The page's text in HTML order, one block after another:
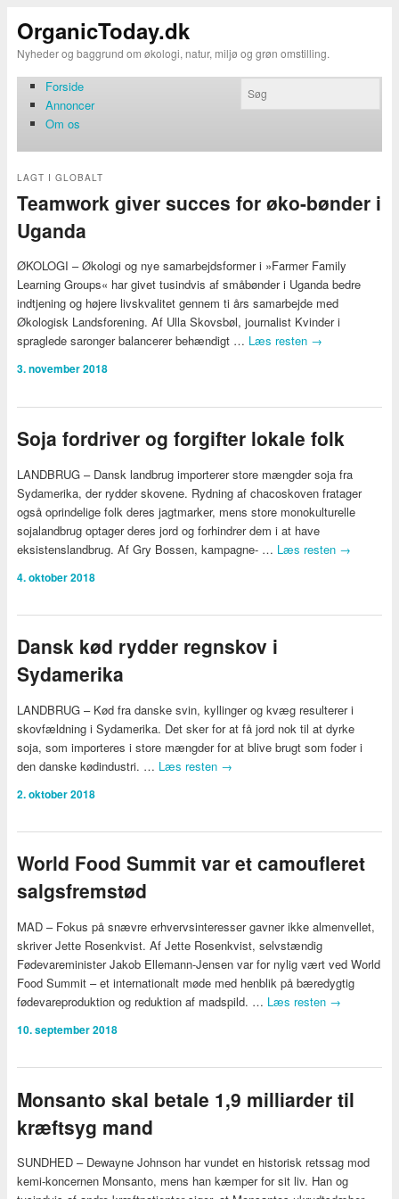
OrganicToday.dk
Nyheder og baggrund om økologi, natur, miljø og grøn omstilling.
Forside
Annoncer
Om os
LAGT I GLOBALT
Teamwork giver succes for øko-bønder i
Uganda
ØKOLOGI – Økologi og nye samarbejdsformer i »Farmer Family
Learning Groups« har givet tusindvis af småbønder i Uganda bedre
indtjening og højere livskvalitet gennem ti års samarbejde med
Økologisk Landsforening. Af Ulla Skovsbøl, journalist Kvinder i
spraglede saronger balancerer behændigt … Læs resten →
3. november 2018
​Soja fordriver og forgifter lokale folk
LANDBRUG – Dansk landbrug importerer store mængder soja fra
Sydamerika, der rydder skovene. Rydning af chacoskoven fratager
også oprindelige folk deres jagtmarker, mens store monokulturelle
sojalandbrug optager deres jord og forhindrer dem i at have
eksistenslandbrug. Af Gry Bossen, kampagne- … Læs resten →
4. oktober 2018
Dansk kød rydder regnskov i
Sydamerika
LANDBRUG – Kød fra danske svin, kyllinger og kvæg resulterer i
skovfældning i Sydamerika. Det sker for at få jord nok til at dyrke
soja, som importeres i store mængder for at blive brugt som foder i
den danske kødindustri. … Læs resten →
2. oktober 2018
World Food Summit var et camoufleret
salgsfremstød
MAD – Fokus på snævre erhvervsinteresser gavner ikke almenvellet,
skriver Jette Rosenkvist. Af Jette Rosenkvist, selvstændig
Fødevareminister Jakob Ellemann-Jensen var for nylig vært ved World
Food Summit – et internationalt møde med henblik på bæredygtig
fødevareproduktion og reduktion af madspild. … Læs resten →
10. september 2018
Monsanto skal betale 1,9 milliarder til
kræftsyg mand
SUNDHED – Dewayne Johnson har vundet en historisk retssag mod
kemi-koncernen Monsanto, mens han kæmper for sit liv. Han og